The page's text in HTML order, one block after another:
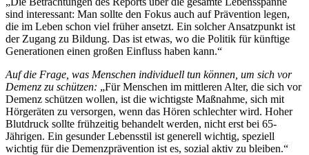
sind interessant: Man sollte den Fokus auch auf Prävention legen,
die im Leben schon viel früher ansetzt. Ein solcher Ansatzpunkt ist
der Zugang zu Bildung. Das ist etwas, wo die Politik für künftige
Generationen einen großen Einfluss haben kann.“
Auf die Frage, was Menschen individuell tun können, um sich vor
Demenz zu schützen: „Für Menschen im mittleren Alter, die sich vor
Demenz schützen wollen, ist die wichtigste Maßnahme, sich mit
Hörgeräten zu versorgen, wenn das Hören schlechter wird. Hoher
Blutdruck sollte frühzeitig behandelt werden, nicht erst bei 65-
Jährigen. Ein gesunder Lebensstil ist generell wichtig, speziell
wichtig für die Demenzprävention ist es, sozial aktiv zu bleiben.“